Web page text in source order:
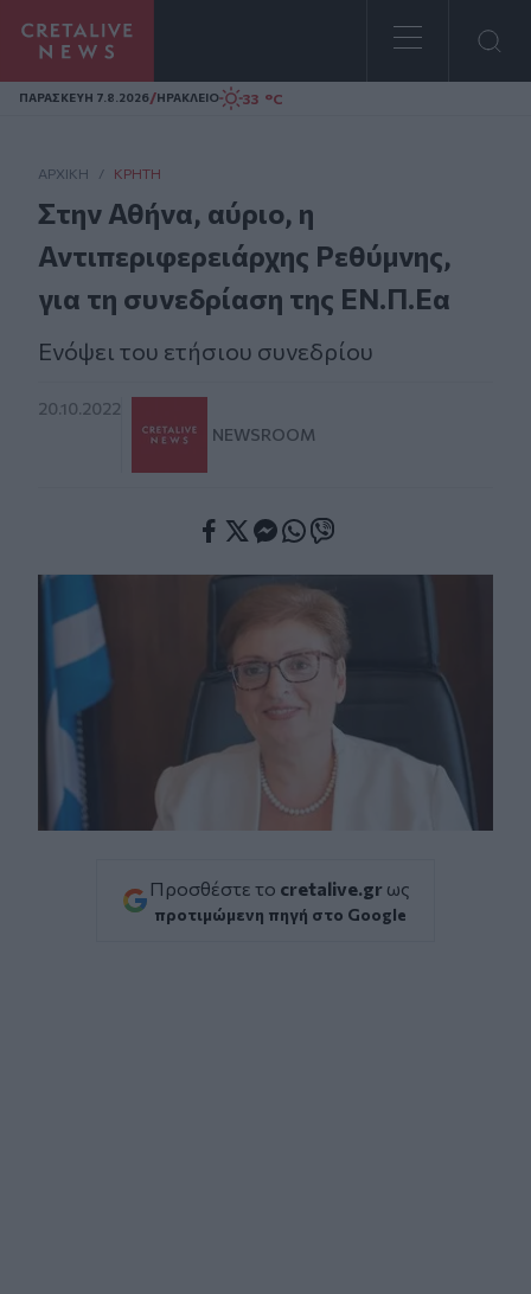
Homepage
ΠΑΡΑΣΚΕΥΗ 7.8.2026/ΗΡΑΚΛΕΙΟ 33 °C
ΑΡΧΙΚΗ / ΚΡΉΤΗ
Στην Αθήνα, αύριο, η
Αντιπεριφερειάρχης Ρεθύμνης,
για τη συνεδρίαση της ΕΝ.Π.Εα
Ενόψει του ετήσιου συνεδρίου
20.10.2022
NEWSROOM
Προσθέστε το cretalive.gr ως
προτιμώμενη πηγή στο Google